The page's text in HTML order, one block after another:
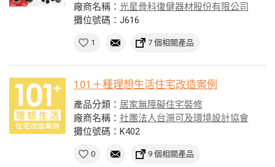
廠商名稱： 光星骨科復健器材股份有限公司
攤位號碼：J616
1 7 個相關產品
101＋種理想生活住宅改造案例
產品分類： 居家無障礙住宅裝修
廠商名稱： 社團法人台灣可及環境設計協會
攤位號碼：K402
0 9 個相關產品